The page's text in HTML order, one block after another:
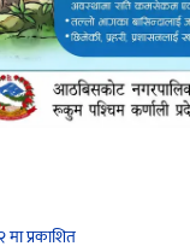
प्रकाशित